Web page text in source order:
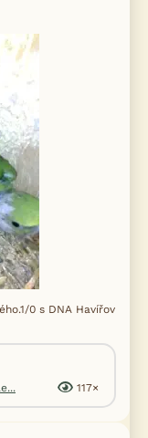
0 s DNA Havířov
117×